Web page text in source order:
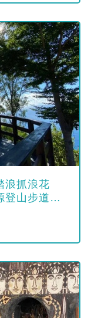
浪抓浪花
登山步道伴